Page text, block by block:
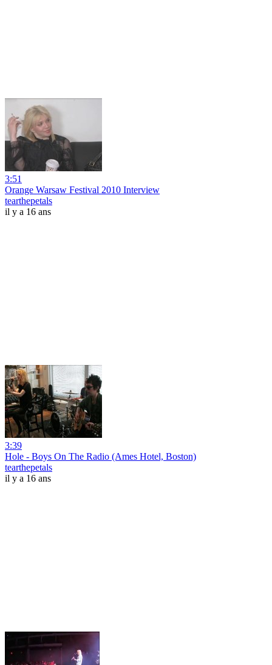
3:51
Orange Warsaw Festival 2010 Interview
tearthepetals
il y a 16 ans
3:39
Hole - Boys On The Radio (Ames Hotel, Boston)
tearthepetals
il y a 16 ans